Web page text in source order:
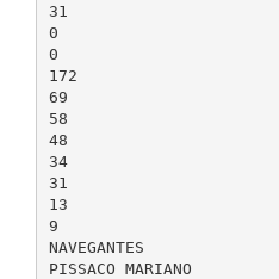
31
0
0
172
69
58
48
34
31
13
9
NAVEGANTES
PISSACO MARIANO